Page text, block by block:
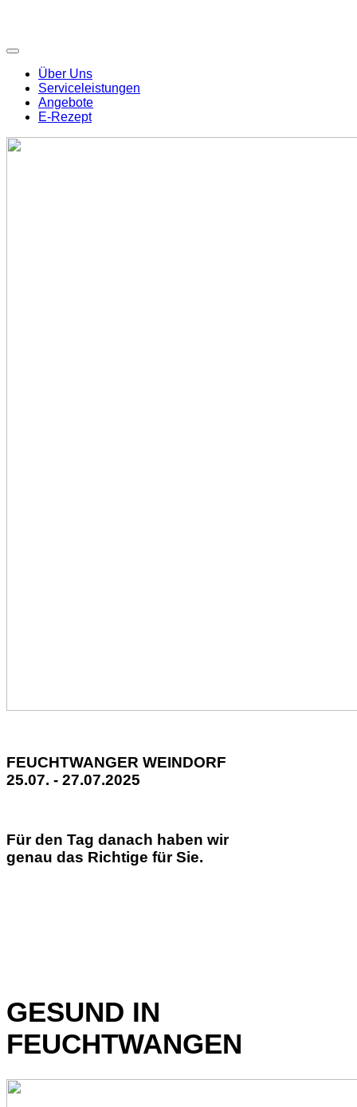
Über Uns
Serviceleistungen
Angebote
E-Rezept
FEUCHTWANGER WEINDORF
25.07. - 27.07.2025
Für den Tag danach haben wir
genau das Richtige für Sie.
GESUND IN
FEUCHTWANGEN